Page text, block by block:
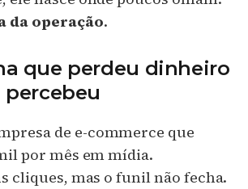
da operação.
que perdeu dinheiro
de e-commerce que
por mês em mídia.
cliques, mas o funil não fecha.